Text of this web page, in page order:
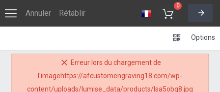
Annuler Rétablir
0
Options
Erreur lors du chargement de
l'imagehttps://afcustomengraving18.com/wp-
content/uploads/lumise_data/products/lsa5obq8.jpg